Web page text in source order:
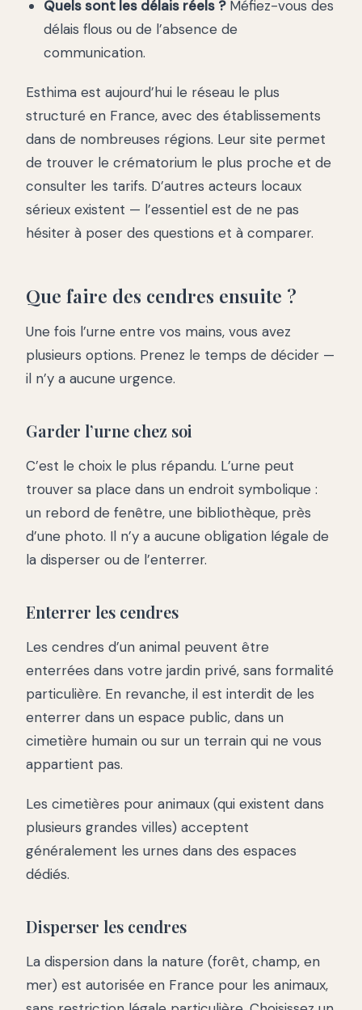
Quels sont les délais réels ?Méfiez-vous des
délais flous ou de l’absence de
communication.
Esthima est aujourd’hui le réseau le plus
structuré en France, avec des établissements
dans de nombreuses régions. Leur site permet
de trouver le crématorium le plus proche et de
consulter les tarifs. D’autres acteurs locaux
sérieux existent — l’essentiel est de ne pas
hésiter à poser des questions et à comparer.
Que faire des cendres ensuite ?
Une fois l’urne entre vos mains, vous avez
plusieurs options. Prenez le temps de décider —
il n’y a aucune urgence.
Garder l’urne chez soi
C’est le choix le plus répandu. L’urne peut
trouver sa place dans un endroit symbolique :
un rebord de fenêtre, une bibliothèque, près
d’une photo. Il n’y a aucune obligation légale de
la disperser ou de l’enterrer.
Enterrer les cendres
Les cendres d’un animal peuvent être
enterrées dans votre jardin privé, sans formalité
particulière. En revanche, il est interdit de les
enterrer dans un espace public, dans un
cimetière humain ou sur un terrain qui ne vous
appartient pas.
Les cimetières pour animaux (qui existent dans
plusieurs grandes villes) acceptent
généralement les urnes dans des espaces
dédiés.
Disperser les cendres
La dispersion dans la nature (forêt, champ, en
mer) est autorisée en France pour les animaux,